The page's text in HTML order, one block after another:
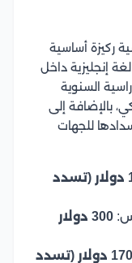
ركيزة أساسية
إنجليزية داخل
السنوية
4500 دولار أمريكي، بالإضافة إلى
للجهات
170 دولار (تسدد
300 دولار
170 دولار (تسدد